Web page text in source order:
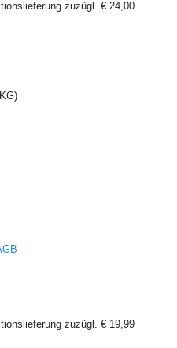
zuzügl. € 24,00
zuzügl. € 19,99